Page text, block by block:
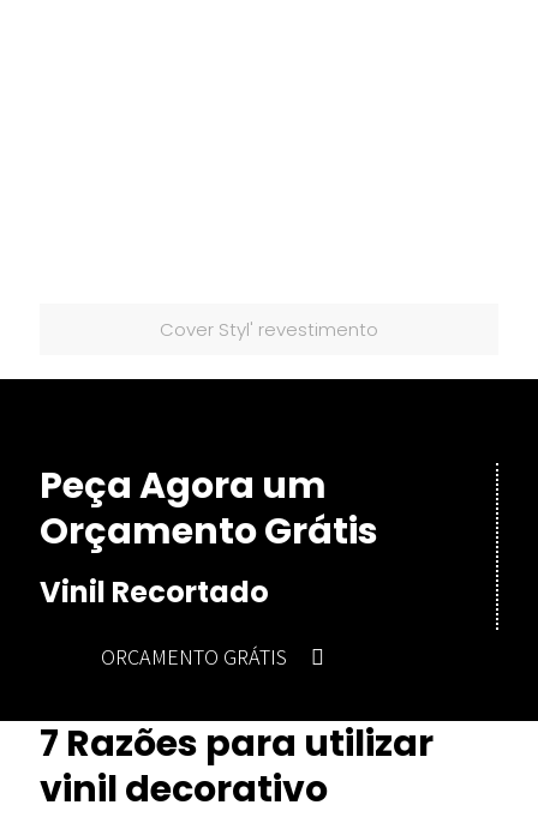
Cover Styl' revestimento
Peça Agora um
Orçamento Grátis
Vinil Recortado
ORÇAMENTO GRÁTIS
7 Razões para utilizar
vinil decorativo